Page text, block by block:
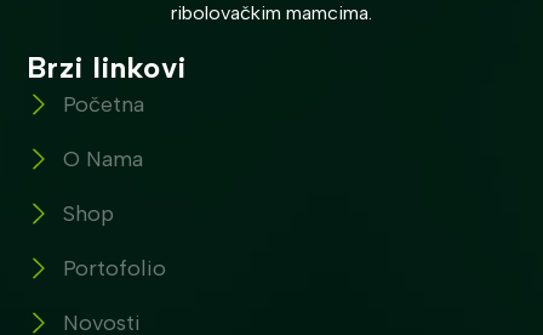
ribolovačkim mamcima.
Brzi linkovi
Početna
O Nama
Shop
Portofolio
Novosti